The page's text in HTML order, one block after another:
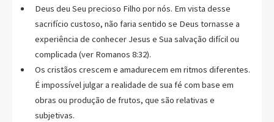
Deus deu Seu precioso Filho por nós. Em vista desse
sacrifício custoso, não faria sentido se Deus tornasse a
experiência de conhecer Jesus e Sua salvação difícil ou
complicada (ver Romanos 8:32).
Os cristãos crescem e amadurecem em ritmos diferentes.
É impossível julgar a realidade de sua fé com base em
obras ou produção de frutos, que são relativas e
subjetivas.